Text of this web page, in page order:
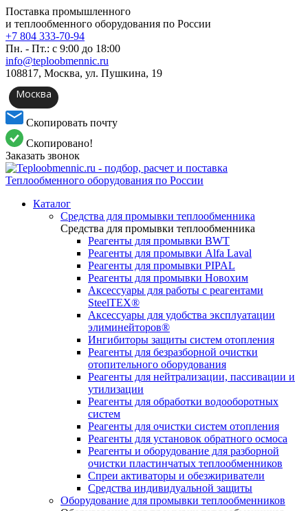
Поставка промышленного
и теплообменного оборудования по России
+7 804 333-70-94
Пн. - Пт.: с 9:00 до 18:00
info@teploobmennic.ru
108817, Москва, ул. Пушкина, 19
Москва
Скопировать почту
Скопировано!
Заказать звонок
Каталог
Средства для промывки теплообменника
Средства для промывки теплообменника
Реагенты для промывки BWT
Реагенты для промывки Alfa Laval
Реагенты для промывки PIPAL
Реагенты для промывки Новохим
Аксессуары для работы с реагентами
SteelTEX®
Аксессуары для удобства эксплуатации
элиминейторов®
Ингибиторы защиты систем отопления
Реагенты для безразборной очистки
отопительного оборудования
Реагенты для нейтрализации, пассивации и
утилизации
Реагенты для обработки водооборотных
систем
Реагенты для очистки систем отопления
Реагенты для установок обратного осмоса
Реагенты и оборудование для разборной
очистки пластинчатых теплообменников
Спреи активаторы и обезжириватели
Средства индивидуальной защиты
Оборудование для промывки теплообменников